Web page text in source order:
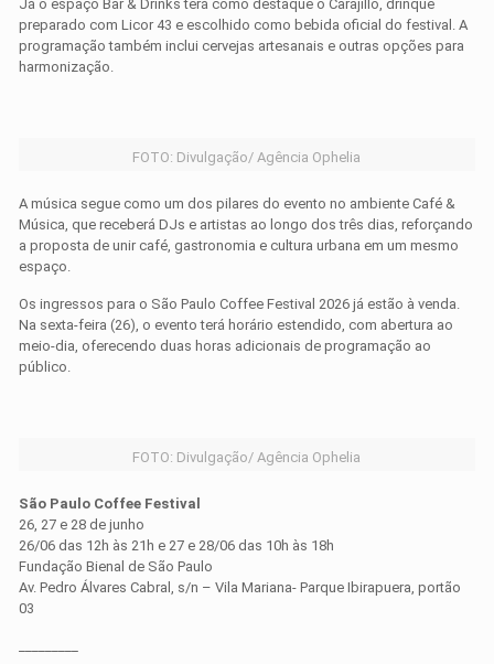
Já o espaço Bar & Drinks terá como destaque o Carajillo, drinque
preparado com Licor 43 e escolhido como bebida oficial do festival. A
programação também inclui cervejas artesanais e outras opções para
harmonização.
FOTO: Divulgação/ Agência Ophelia
A música segue como um dos pilares do evento no ambiente Café &
Música, que receberá DJs e artistas ao longo dos três dias, reforçando
a proposta de unir café, gastronomia e cultura urbana em um mesmo
espaço.
Os ingressos para o São Paulo Coffee Festival 2026 já estão à venda.
Na sexta-feira (26), o evento terá horário estendido, com abertura ao
meio-dia, oferecendo duas horas adicionais de programação ao
público.
FOTO: Divulgação/ Agência Ophelia
São Paulo Coffee Festival
26, 27 e 28 de junho
26/06 das 12h às 21h e 27 e 28/06 das 10h às 18h
Fundação Bienal de São Paulo
Av. Pedro Álvares Cabral, s/n – Vila Mariana- Parque Ibirapuera, portão
03